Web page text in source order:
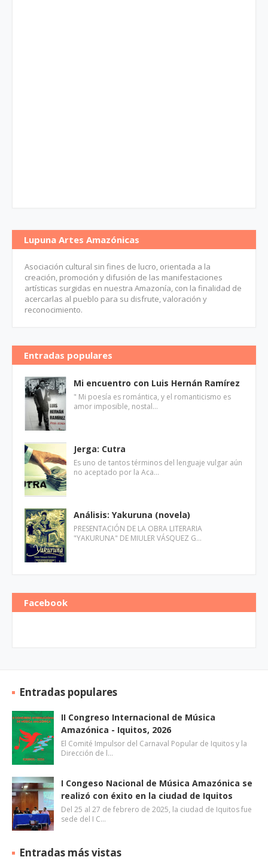
Lupuna Artes Amazónicas
Asociación cultural sin fines de lucro, orientada a la
creación, promoción y difusión de las manifestaciones
artísticas surgidas en nuestra Amazonía, con la finalidad de
acercarlas al pueblo para su disfrute, valoración y
reconocimiento.
Entradas populares
Mi encuentro con Luis Hernán Ramírez
" Mi poesía es romántica, y el romanticismo es
amor imposible, nostal…
Jerga: Cutra
Es uno de tantos términos del lenguaje vulgar aún
no aceptado por la Aca…
Análisis: Yakuruna (novela)
PRESENTACIÓN DE LA OBRA LITERARIA
"YAKURUNA" DE MIULER VÁSQUEZ G…
Facebook
Entradas populares
II Congreso Internacional de Música
Amazónica - Iquitos, 2026
El Comité Impulsor del Carnaval Popular de Iquitos y la
Dirección de l…
I Congeso Nacional de Música Amazónica se
realizó con éxito en la ciudad de Iquitos
Del 25 al 27 de febrero de 2025, la ciudad de Iquitos fue
sede del I C…
Entradas más vistas